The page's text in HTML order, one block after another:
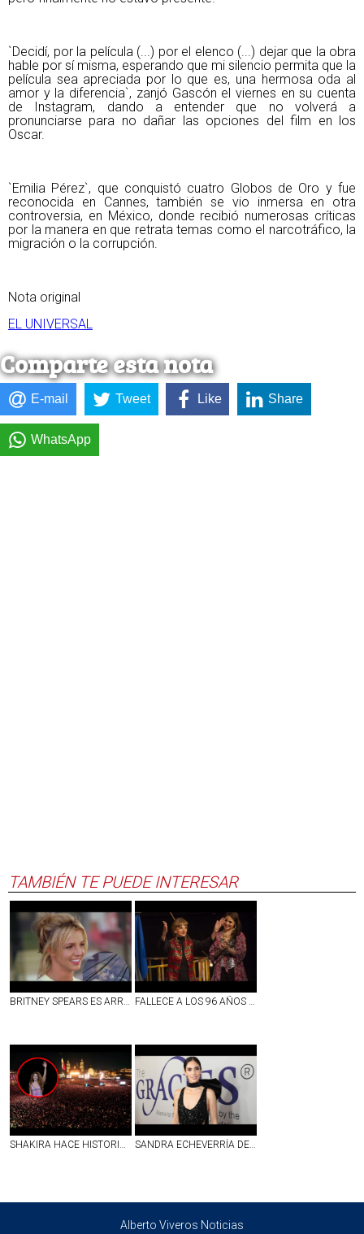
`Decidí, por la película (...) por el elenco (...) dejar que la obra
hable por sí misma, esperando que mi silencio permita que la
película sea apreciada por lo que es, una hermosa oda al
amor y la diferencia`, zanjó Gascón el viernes en su cuenta
de Instagram, dando a entender que no volverá a
pronunciarse para no dañar las opciones del film en los
Oscar.
`Emilia Pérez`, que conquistó cuatro Globos de Oro y fue
reconocida en Cannes, también se vio inmersa en otra
controversia, en México, donde recibió numerosas críticas
por la manera en que retrata temas como el narcotráfico, la
migración o la corrupción.
Nota original
EL UNIVERSAL
Comparte esta nota
E-mail Tweet Like Share
WhatsApp
TAMBIÉN TE PUEDE INTERESAR
BRITNEY SPEARS ES ARRESTADA POR CONDUCIR EBRIA EN CALIFORNIA; ESTO SE SABE FALLECE A LOS 96 AÑOS ANA LUISA PELUFFO, ACTRIZ DE LA ÉPOCA DE ORO DEL CINE MEXICANO
SHAKIRA HACE HISTORIA EN EL ZÓCALO CON MÁS DE 400 MIL ASISTENTES EN UNA NOCHE INOLVIDABLE SANDRA ECHEVERRÍA DENUNCIA SER VÍCTIMA DE PRESUNTO FRAUDE MILLONARIO
Alberto Viveros Noticias